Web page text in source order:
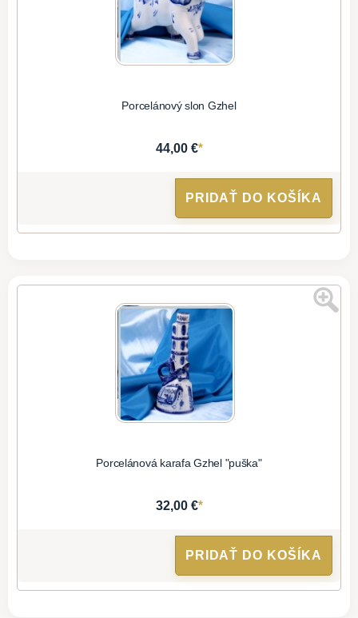
Porcelánový slon Gzhel
44,00 €*
PRIDAŤ DO KOŠÍKA
Porcelánová karafa Gzhel "puška"
32,00 €*
PRIDAŤ DO KOŠÍKA